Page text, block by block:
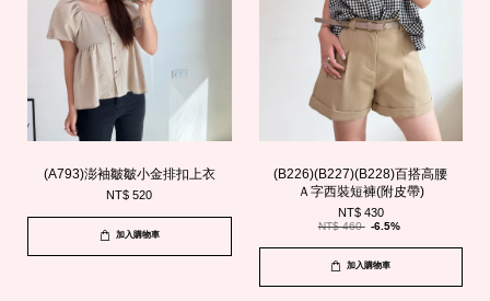
(A793)澎袖皺皺小金排扣上衣
NT$ 520
加入購物車
(B226)(B227)(B228)百搭高腰
Ａ字西裝短褲(附皮帶)
NT$ 430
NT$ 460 -6.5%
加入購物車